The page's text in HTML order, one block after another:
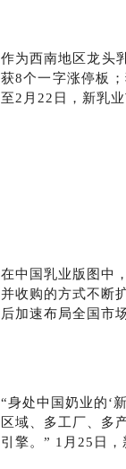
作为西南地区龙头
获8个一字涨停板
至2月22日，新乳
在中国乳业版图中
并收购的方式不断
后加速布局全国市场
“身处中国奶业的‘
区域、多工厂、多
引擎。” 1月25日